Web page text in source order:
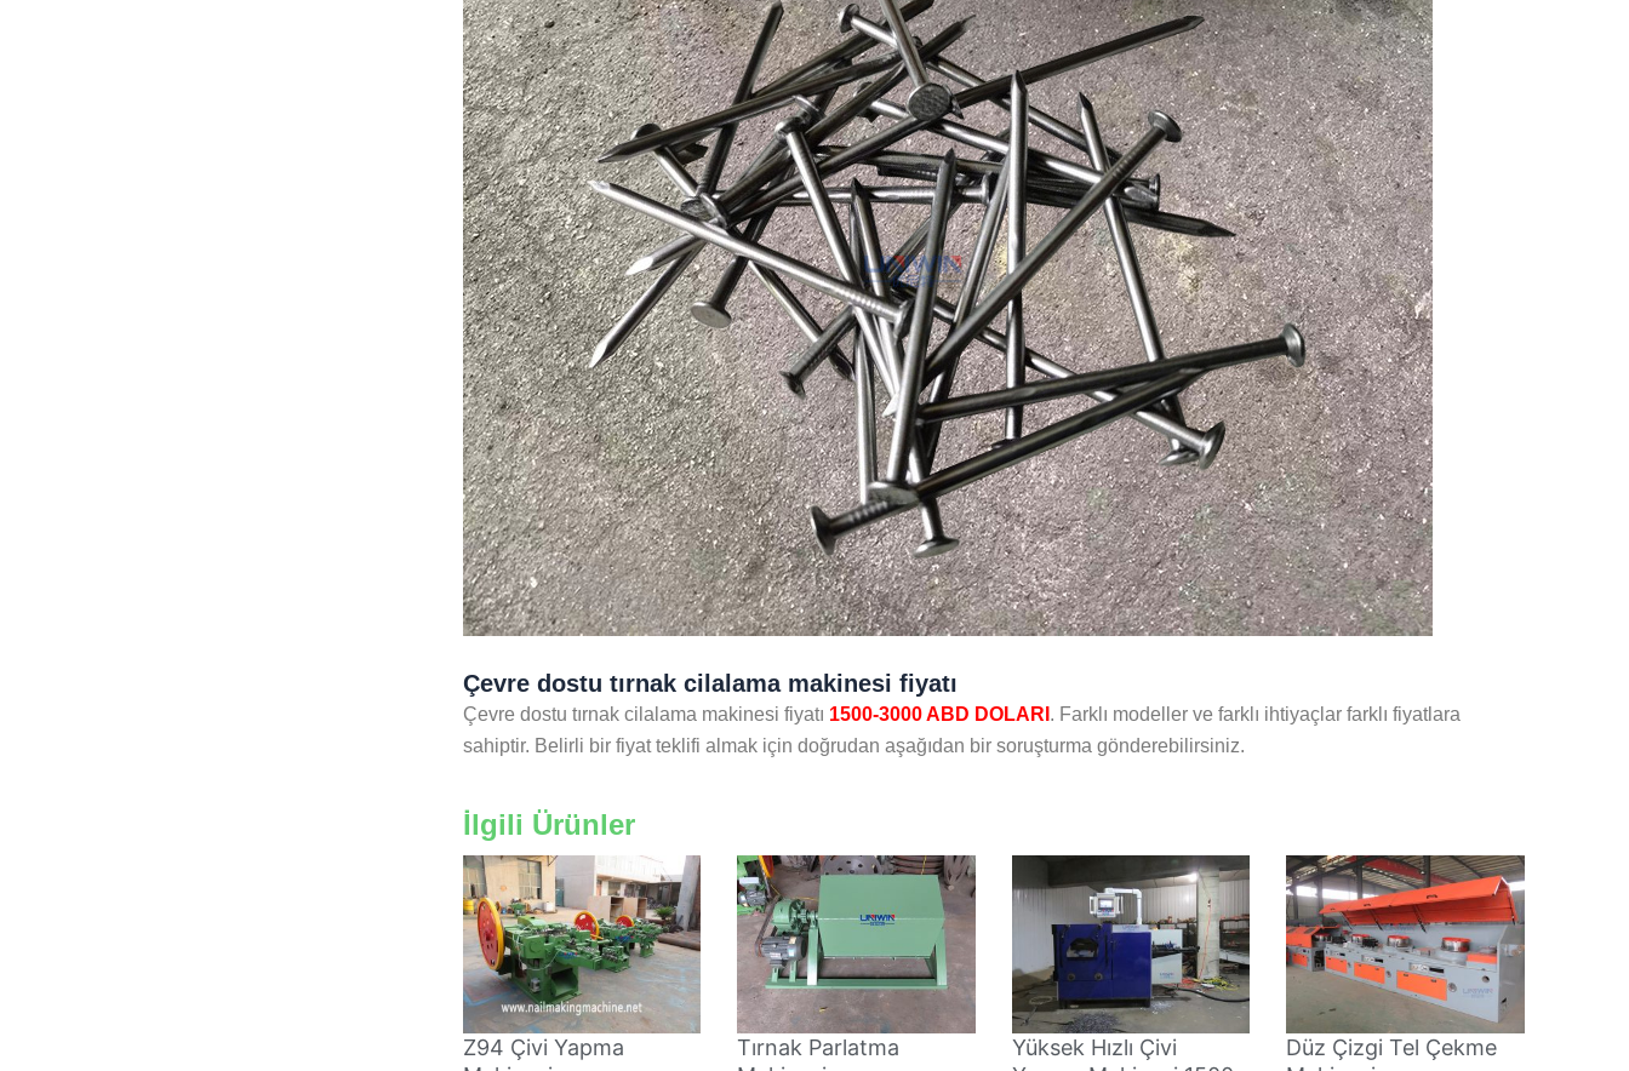
Çevre dostu tırnak cilalama makinesi fiyatı
Çevre dostu tırnak cilalama makinesi fiyatı 1500-3000 ABD DOLARI . Farklı modeller ve farklı ihtiyaçlar farklı fiyatlara
sahiptir. Belirli bir fiyat teklifi almak için doğrudan aşağıdan bir soruşturma gönderebilirsiniz.
İlgili Ürünler
Z94 Çivi Yapma
Tırnak Parlatma
Yüksek Hızlı Çivi
Düz Çizgi Tel Çekme